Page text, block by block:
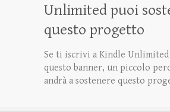
Unlimited puoi
questo progetto
Se ti iscrivi a Kindle
questo banner, un piccolo
andrà a sostenere questo